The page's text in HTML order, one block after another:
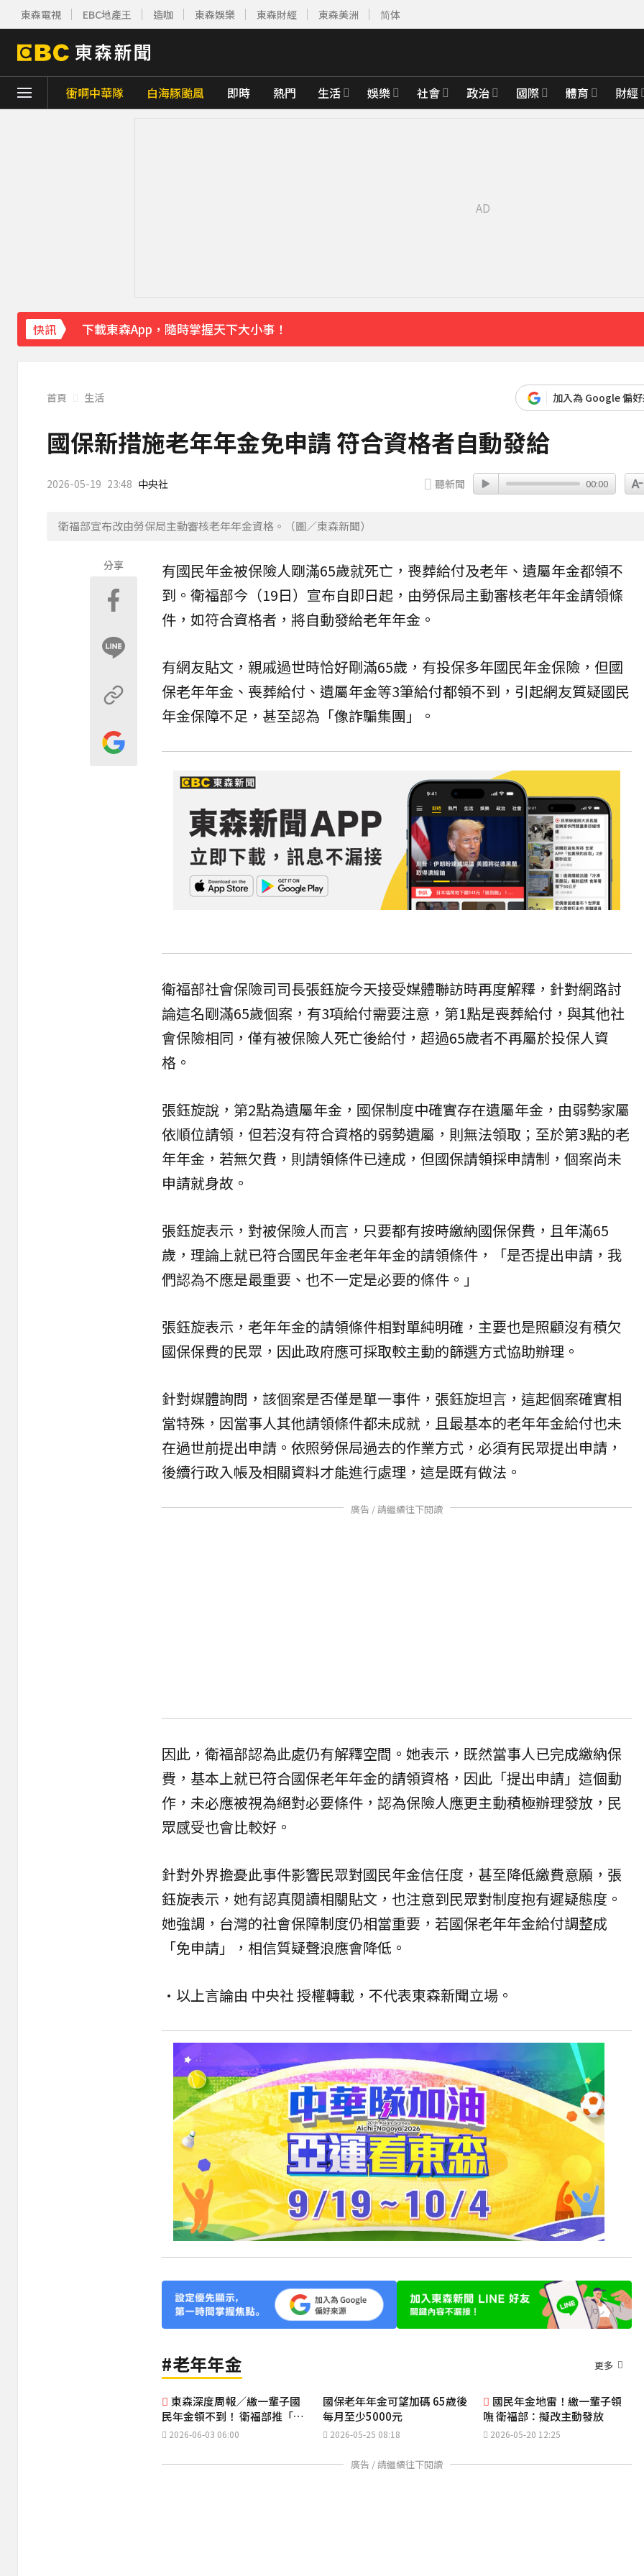
東森電視 EBC地產王 造咖 東森娛樂 東森財經 東森美洲 简体
衝啊中華隊 白海豚颱風 即時 熱門 生活 娛樂 社會 政治 國際 體育 財經
快訊
下載東森App，隨時掌握天下大小事！
《理財達人秀》X 安聯投信免費講座報名中！搶先卡位 2027
首頁 生活 加入為 Google 偏
國保新措施老年年金免申請 符合資格者自動發給
2026-05-19 23:48 中央社 聽新聞 00:00
衛福部宣布改由勞保局主動審核老年年金資格。（圖／東森新聞）
分享
有國民年金被保險人剛滿65歲就死亡，喪葬給付及老年、遺屬年金都領不
到。衛福部今（19日）宣布自即日起，由勞保局主動審核老年年金請領條
件，如符合資格者，將自動發給老年年金。
有網友貼文，親戚過世時恰好剛滿65歲，有投保多年國民年金保險，但國
保老年年金、喪葬給付、遺屬年金等3筆給付都領不到，引起網友質疑國民
年金保障不足，甚至認為「像詐騙集團」。
衛福部社會保險司司長張鈺旋今天接受媒體聯訪時再度解釋，針對網路討
論這名剛滿65歲個案，有3項給付需要注意，第1點是喪葬給付，與其他社
會保險相同，僅有被保險人死亡後給付，超過65歲者不再屬於投保人資
格。
張鈺旋說，第2點為遺屬年金，國保制度中確實存在遺屬年金，由弱勢家屬
依順位請領，但若沒有符合資格的弱勢遺屬，則無法領取；至於第3點的老
年年金，若無欠費，則請領條件已達成，但國保請領採申請制，個案尚未
申請就身故。
張鈺旋表示，對被保險人而言，只要都有按時繳納國保保費，且年滿65
歲，理論上就已符合國民年金老年年金的請領條件，「是否提出申請，我
們認為不應是最重要、也不一定是必要的條件。」
張鈺旋表示，老年年金的請領條件相對單純明確，主要也是照顧沒有積欠
國保保費的民眾，因此政府應可採取較主動的篩選方式協助辦理。
針對媒體詢問，該個案是否僅是單一事件，張鈺旋坦言，這起個案確實相
當特殊，因當事人其他請領條件都未成就，且最基本的老年年金給付也未
在過世前提出申請。依照勞保局過去的作業方式，必須有民眾提出申請，
後續行政入帳及相關資料才能進行處理，這是既有做法。
廣告 / 請繼續往下閱讀
因此，衛福部認為此處仍有解釋空間。她表示，既然當事人已完成繳納保
費，基本上就已符合國保老年年金的請領資格，因此「提出申請」這個動
作，未必應被視為絕對必要條件，認為保險人應更主動積極辦理發放，民
眾感受也會比較好。
針對外界擔憂此事件影響民眾對國民年金信任度，甚至降低繳費意願，張
鈺旋表示，她有認真閱讀相關貼文，也注意到民眾對制度抱有遲疑態度。
她強調，台灣的社會保障制度仍相當重要，若國保老年年金給付調整成
「免申請」，相信質疑聲浪應會降低。
•以上言論由 中央社 授權轉載，不代表東森新聞立場。
#老年年金 更多
東森深度周報／繳一輩子國
民年金領不到！ 衛福部推「主
動發放」
2026-06-03 06:00
國保老年年金可望加碼 65歲後
每月至少5000元
2026-05-25 08:18
國民年金地雷！繳一輩子領
嘸 衛福部：擬改主動發放
2026-05-20 12:25
廣告 / 請繼續往下閱讀